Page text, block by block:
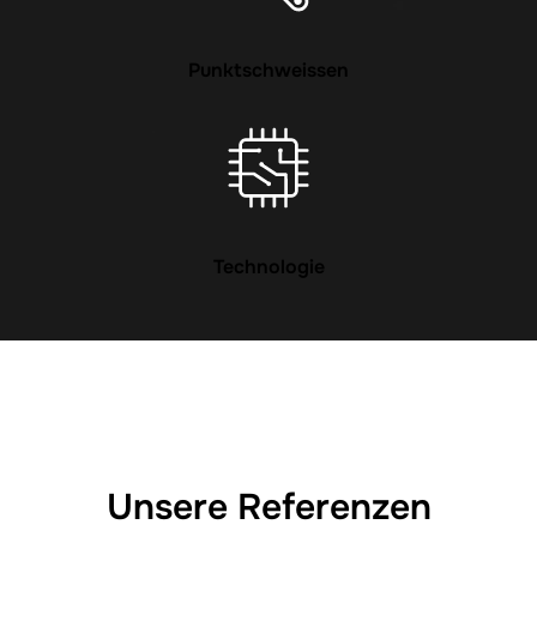
Punktschweissen
Technologie
Unsere Referenzen